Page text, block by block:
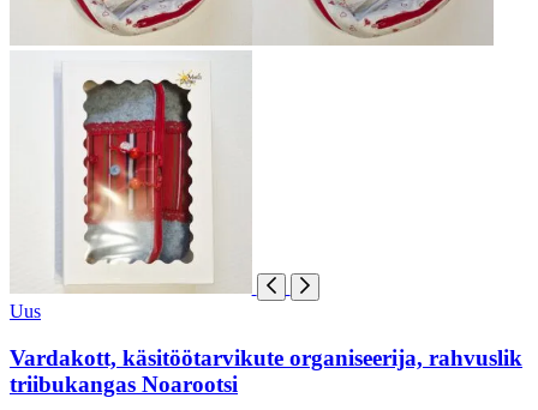
Uus
Vardakott, käsitöötarvikute organiseerija, rahvuslik
triibukangas Noarootsi